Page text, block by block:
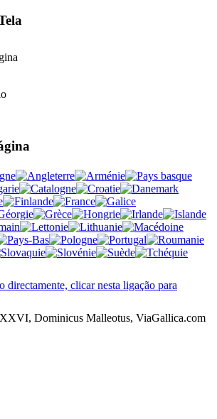
directamente, clicar nesta ligação para
Dominicus Malleotus, ViaGallica.com